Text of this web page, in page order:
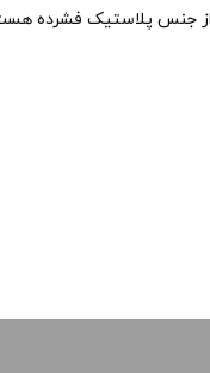
فشرده هست و در بسته بندی